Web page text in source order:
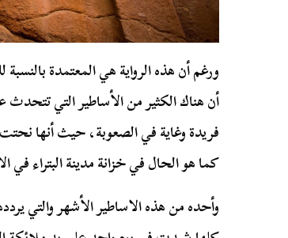
ورغم أن هذه الرواية هي المعتمدة
أن هناك الكثير من الأساطير التي
فريدة وغاية في الصعوبة، حيث أنها
كما هو الحال في خزانة مدينة البتراء في
وأحده من هذه الاساطير الأشهر والتي